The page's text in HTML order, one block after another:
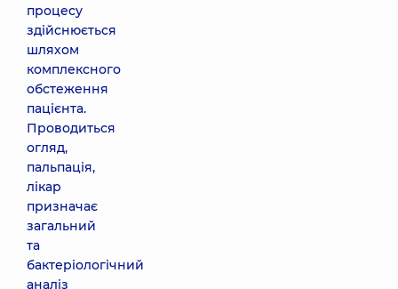
процесу
здійснюється
шляхом
комплексного
обстеження
пацієнта.
Проводиться
огляд,
пальпація,
лікар
призначає
загальний
та
бактеріологічний
аналіз